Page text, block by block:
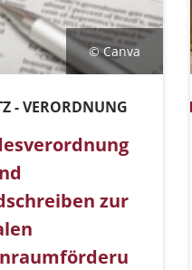
© Canva
- VERORDNUNG
zur